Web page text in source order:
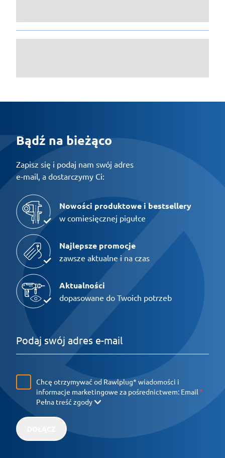
Bądź na bieżąco
Zapisz się i podaj nam swój adres
e-mail, a dostarczymy Ci:
Nowości produktowe i bestsellery
w comiesięcznej pigułce
Najlepsze promocje
zawsze aktualne i na czas
Aktualności
dopasowane do Twoich potrzeb
Chcę otrzymywać od Rawlplug* wiadomości i
informacje marketingowe za pośrednictwem: Email
Pełna treść zgody